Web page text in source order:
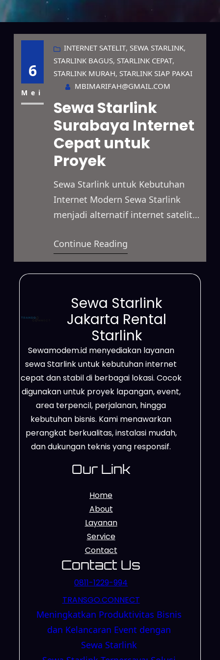
6
Mei
INTERNET SATELIT, SEWA STARLINK
STARLINK BAGUS, STARLINK CEPAT
STARLINK MURAH, STARLINK SIAP PAKAI
MBIMARIFAH@GMAIL.COM
Sewa Starlink
Surabaya Internet
Cepat untuk
Proyek
Sewa Starlink untuk Kebutuhan
Internet Modern Sewa Starlink
menjadi alternatif internet satelit
dimanfaatkan untuk berbagai
keperluan. Selain itu, layanan ini
cocok digunakan untuk bisnis,
kebutuhan pribadi dengan sistem
sewa yang fleksibel. Jaringannya
mampu menjangkau wilayah
terpencil, area dengan sinyal
terbatas, serta lokasi yang belum
terhubung dengan jaringan…
Continue Reading
Sewa Starlink
Jakarta Rental
Starlink
Sewamodem.id menyediakan layanan
sewa Starlink untuk kebutuhan internet
cepat dan stabil di berbagai lokasi. Cocok
digunakan untuk proyek lapangan, event,
area terpencil, perjalanan, hingga
kebutuhan bisnis. Kami menawarkan
perangkat berkualitas, instalasi mudah,
dan dukungan teknis yang responsif.
Our Link
Home
About
Layanan
Service
Contact
Contact Us
0811-1229-994
TRANSGO.CONNECT
Meningkatkan Produktivitas Bisnis
dan Kelancaran Event dengan
Sewa Starlink